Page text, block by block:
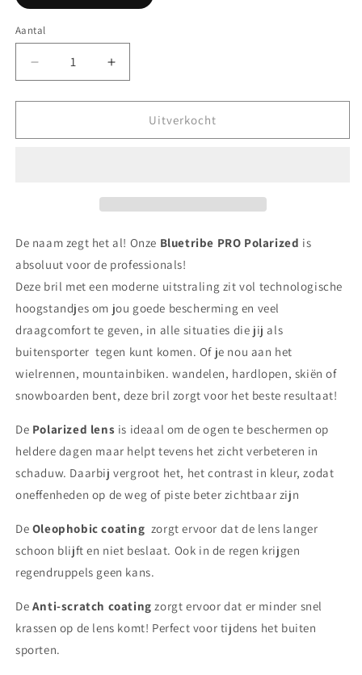
uitverkocht
Aantal
Aantal
verlagen
voor
PRO
Aantal
verhogen
voor
Bluetribe
PRO
Uitverkocht
De naam zegt het al! Onze Bluetribe PRO Polarized is
absoluut voor de professionals!
Deze bril met een moderne uitstraling zit vol technologische
hoogstandjes om jou goede bescherming en veel
draagcomfort te geven, in alle situaties die jij als
buitensporter tegen kunt komen. Of je nou aan het
wielrennen, mountainbiken. wandelen, hardlopen, skiën of
snowboarden bent, deze bril zorgt voor het beste resultaat!
De Polarized lens is ideaal om de ogen te beschermen op
heldere dagen maar helpt tevens het zicht verbeteren in
schaduw. Daarbij vergroot het, het contrast in kleur, zodat
oneffenheden op de weg of piste beter zichtbaar zijn
De Oleophobic coating zorgt ervoor dat de lens langer
schoon blijft en niet beslaat. Ook in de regen krijgen
regendruppels geen kans.
De Anti-scratch coating zorgt ervoor dat er minder snel
krassen op de lens komt! Perfect voor tijdens het buiten
sporten.